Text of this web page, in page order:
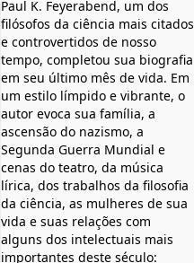
Paul K. Feyerabend, um dos
filósofos da ciência mais citados
e controvertidos de nosso
tempo, completou sua biografia
em seu último mês de vida. Em
um estilo límpido e vibrante, o
autor evoca sua família, a
ascensão do nazismo, a
Segunda Guerra Mundial e
cenas do teatro, da música
lírica, dos trabalhos da filosofia
da ciência, as mulheres de sua
vida e suas relações com
alguns dos intelectuais mais
importantes deste século: